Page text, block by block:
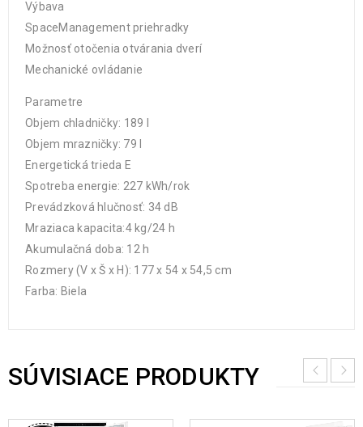
Výbava
SpaceManagement priehradky
Možnosť otočenia otvárania dverí
Mechanické ovládanie
Parametre
Objem chladničky: 189 l
Objem mrazničky: 79 l
Energetická trieda E
Spotreba energie: 227 kWh/rok
Prevádzková hlučnosť: 34 dB
Mraziaca kapacita:4 kg/24 h
Akumulačná doba: 12 h
Rozmery (V x Š x H): 177 x 54 x 54,5 cm
Farba: Biela
SÚVISIACE PRODUKTY